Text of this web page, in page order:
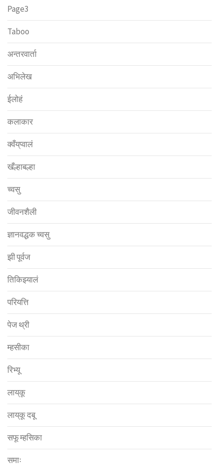
Page3
Taboo
अन्तरवार्ता
अभिलेख
ईलोहं
कलाकार
क्वँय्‌प्वालं
खँल्हाबल्हा
च्वसु
जीवनशैली
ज्ञानवद्धक च्वसु
झी पूर्वज
तिकिझ्यालं
परियत्ति
पेज थ्री
म्हसीका
रिभ्यू
लाय्‌कू
लाय्‌कू दबू
सफू म्हसिका
समाः